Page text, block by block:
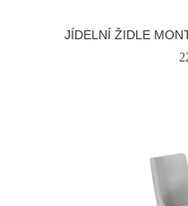
JÍDELNÍ ŽIDLE